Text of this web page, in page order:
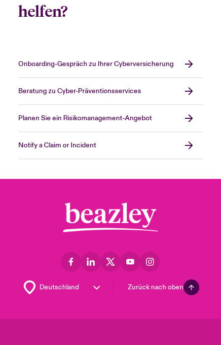
helfen?
Onboarding-Gespräch zu Ihrer Cyberversicherung
Beratung zu Cyber-Präventionsservices
Planen Sie ein Risikomanagement-Angebot
Notify a Claim or Incident
Zurück nach oben